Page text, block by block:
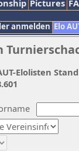
Pictures
anmelden Elo
Elolisten